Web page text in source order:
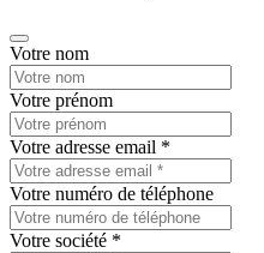
Votre nom
Votre prénom
Votre adresse email *
Votre numéro de téléphone
Votre société *